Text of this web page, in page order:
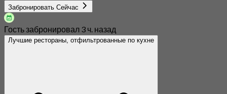
Забронировать Сейчас
Гость забронировал 3 ч. назад
Лучшие рестораны, отфильтрованные по кухне